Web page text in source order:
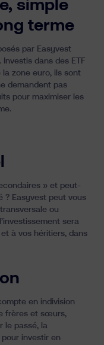
simple
terme
par Easyvest
dans des ETF
la zone euro, ils sont
demandent pas
pour maximiser les
» et peut-
? Easyvest peut vous
ou
sera
à vos héritiers, dans
en indivision
frères et sœurs,
le passé, la
investir en